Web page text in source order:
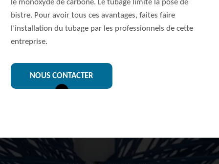
le monoxyde de carbone. Le tubage limite la pose de
bistre. Pour avoir tous ces avantages, faites faire
l’installation du tubage par les professionnels de cette
entreprise.
NOUS CONTACTER